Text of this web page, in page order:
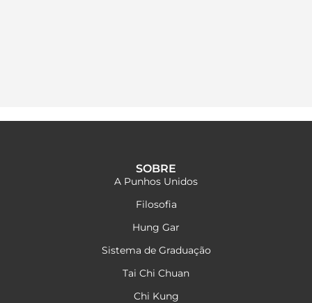
SOBRE
A Punhos Unidos
Filosofia
Hung Gar
Sistema de Graduação
Tai Chi Chuan
Chi Kung